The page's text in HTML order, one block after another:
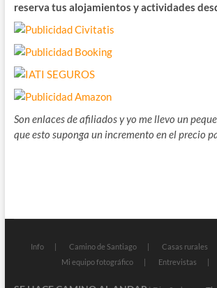
reserva tus alojamientos y actividades
Son enlaces de afiliados y yo me llevo un
que esto suponga un incremento en el precio
Info Camino de Santiago Casas rurales
Mi equipo fotográfico
Entrevistas